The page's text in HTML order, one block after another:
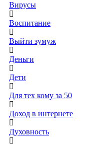
Вирусы
Воспитание
Выйти зумуж
Деньги
Дети
Для тех кому за 50
Доход в интернете
Духовность